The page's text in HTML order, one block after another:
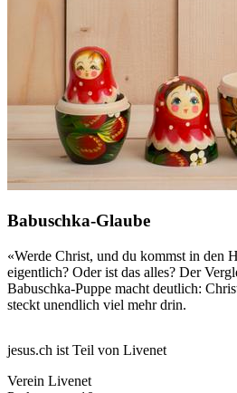
Babuschka-Glaube
«Werde Christ, und du kommst in den
eigentlich? Oder ist das alles? Der
Babuschka-Puppe macht deutlich:
steckt unendlich viel mehr drin.
jesus.ch ist Teil von Livenet
Verein Livenet